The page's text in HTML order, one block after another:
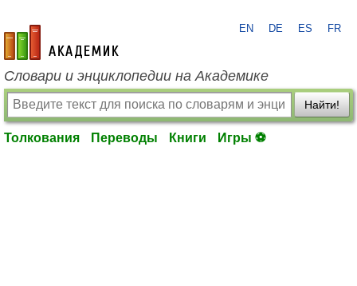
academic.ru
EN DE ES FR
Словари и энциклопедии на Академике
Найти!
Толкования Переводы Книги Игры ⚽